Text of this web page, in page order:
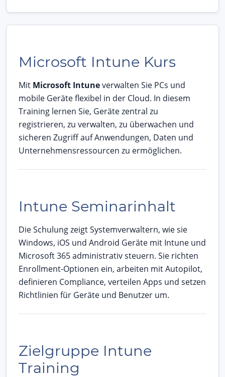
Microsoft Intune Kurs
Mit Microsoft Intuneverwalten Sie PCs und
mobile Geräte flexibel in der Cloud. In diesem
Training lernen Sie, Geräte zentral zu
registrieren, zu verwalten, zu überwachen und
sicheren Zugriff auf Anwendungen, Daten und
Unternehmensressourcen zu ermöglichen.
Intune Seminarinhalt
Die Schulung zeigt Systemverwaltern, wie sie
Windows, iOS und Android Geräte mit Intune und
Microsoft 365 administrativ steuern. Sie richten
Enrollment-Optionen ein, arbeiten mit Autopilot,
definieren Compliance, verteilen Apps und setzen
Richtlinien für Geräte und Benutzer um.
Zielgruppe Intune
Training